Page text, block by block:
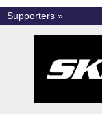
Supporters »